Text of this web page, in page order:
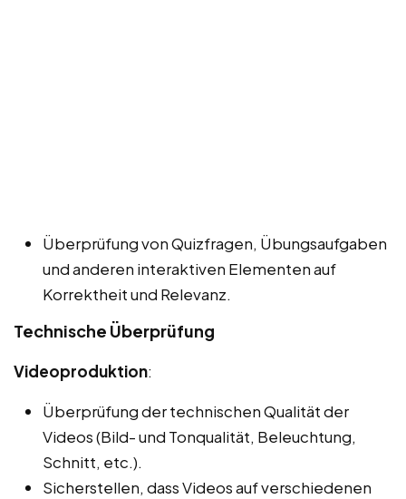
Überprüfung von Quizfragen, Übungsaufgaben
und anderen interaktiven Elementen auf
Korrektheit und Relevanz.
Technische Überprüfung
Videoproduktion:
Überprüfung der technischen Qualität der
Videos (Bild- und Tonqualität, Beleuchtung,
Schnitt, etc.).
Sicherstellen, dass Videos auf verschiedenen